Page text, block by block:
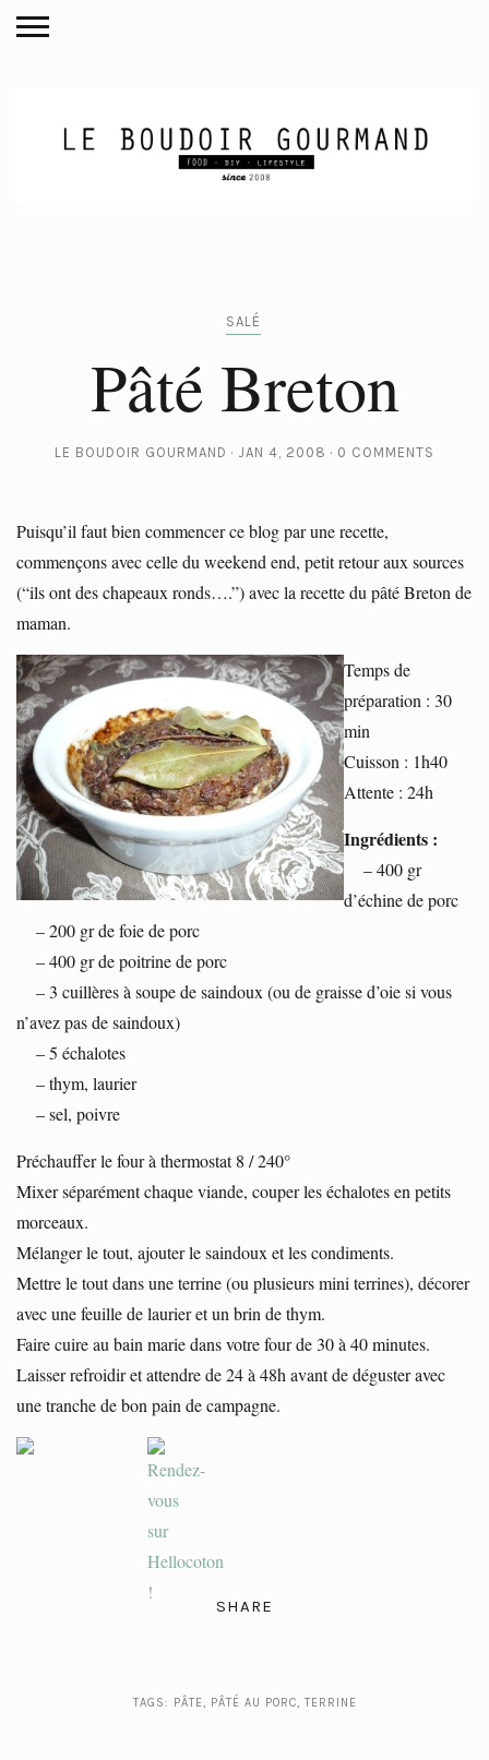
SALÉ
Pâté Breton
LE BOUDOIR GOURMAND JAN 4, 2008 0 COMMENTS
Puisqu’il faut bien commencer ce blog par une recette,
commençons avec celle du weekend end, petit retour aux sources
(“ils ont des chapeaux ronds….”) avec la recette du pâté Breton de
maman.
Temps de
préparation : 30
min
Cuisson : 1h40
Attente : 24h
Ingrédients :
– 400 gr
d’échine de porc
– 200 gr de foie de porc
– 400 gr de poitrine de porc
– 3 cuillères à soupe de saindoux (ou de graisse d’oie si vous
n’avez pas de saindoux)
– 5 échalotes
– thym, laurier
– sel, poivre
Préchauffer le four à thermostat 8 / 240°
Mixer séparément chaque viande, couper les échalotes en petits
morceaux.
Mélanger le tout, ajouter le saindoux et les condiments.
Mettre le tout dans une terrine (ou plusieurs mini terrines), décorer
avec une feuille de laurier et un brin de thym.
Faire cuire au bain marie dans votre four de 30 à 40 minutes.
Laisser refroidir et attendre de 24 à 48h avant de déguster avec
une tranche de bon pain de campagne.
SHARE
TAGS: PÂTE, PÂTÉ AU PORC, TERRINE